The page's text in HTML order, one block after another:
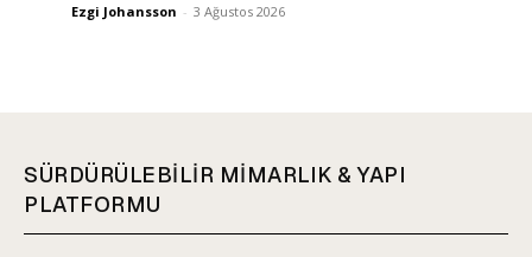
Ezgi Johansson - 3 Ağustos 2026
SÜRDÜRÜLEBİLİR MİMARLIK & YAPI
PLATFORMU